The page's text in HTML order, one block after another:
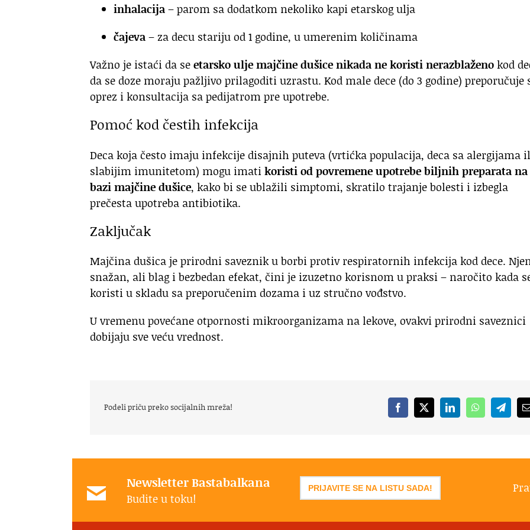
inhalacija– parom sa dodatkom nekoliko kapi etarskog ulja
čajeva– za decu stariju od 1 godine, u umerenim količinama
Važno je istaći da seetarsko ulje majčine dušice nikada ne koristi nerazblaženokod
da se doze moraju pažljivo prilagoditi uzrastu. Kod male dece (do 3 godine) preporučuje
oprez i konsultacija sa pedijatrom pre upotrebe.
Pomoć kod čestih infekcija
Deca koja često imaju infekcije disajnih puteva (vrtićka populacija, deca sa alergijama
slabijim imunitetom) mogu imatikoristi od povremene upotrebe biljnih preparata na
bazi majčine dušice, kako bi se ublažili simptomi, skratilo trajanje bolesti i izbegla
prečesta upotreba antibiotika.
Zaključak
Majčina dušica je prirodni saveznik u borbi protiv respiratornih infekcija kod dece.
snažan, ali blag i bezbedan efekat, čini je izuzetno korisnom u praksi – naročito kada
koristi u skladu sa preporučenim dozama i uz stručno vođstvo.
U vremenu povećane otpornosti mikroorganizama na lekove, ovakvi prirodni saveznici
dobijaju sve veću vrednost.
Podeli priču preko socijalnih mreža! Facebook
X LinkedInWhatsApp
Newsletter Bastabalkana
Budite u toku!
PRIJAVITE SE NA LISTU SADA!